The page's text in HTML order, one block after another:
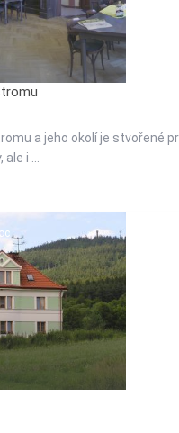
a jeho okolí je stvořené
i ...